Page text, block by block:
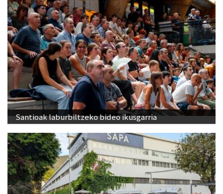
Santioak laburbiltzeko bideo ikusgarria